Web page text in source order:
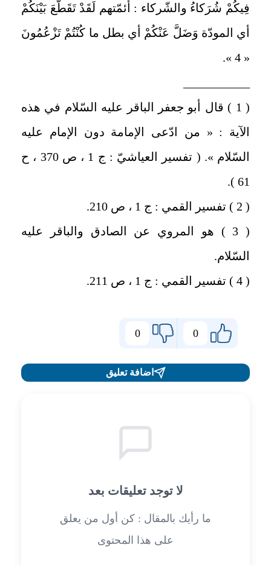
فِيكُمْ شُرَكاءُ والشّركاء : أئمّتهم لَقَدْ تَقَطَّعَ بَيْنَكُمْ
أي المودّة وَضَلَّ عَنْكُمْ أي بطل ما كُنْتُمْ تَزْعُمُونَ
« 4 ».
( 1 ) قال أبو جعفر الباقر عليه السّلام في هذه
الآية : « من ادّعى الإمامة دون الإمام عليه
السّلام ». ( تفسير العياشيّ : ج 1 ، ص 370 ، ح
61 ).
( 2 ) تفسير القمي : ج 1 ، ص 210.
( 3 ) هو المروي عن الصادق والباقر عليه
السّلام.
( 4 ) تفسير القمي : ج 1 ، ص 211.
0
0
اضافة تعليق
لا توجد تعليقات بعد
ما رأيك بالمقال : كن أول من يعلق
على هذا المحتوى